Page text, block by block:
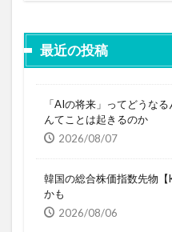
最近の投稿
「AIの将来」ってどうな
んてことは起きるのか
2026/08/07
韓国の総合株価指数先物
かも
2026/08/06